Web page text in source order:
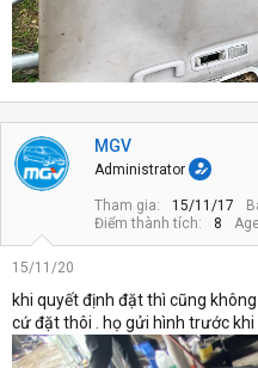
MGV
Administrator
Tham gia 15/11/17
Điểm thành tích
8
15/11/20
khi quyết định đặt thì cũng
cứ đặt thôi . họ gửi hình trước